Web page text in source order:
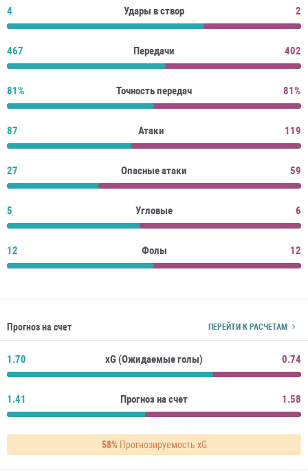
4 Удары в створ 2
467 Передачи 402
81% Точность передач 81%
87 Атаки 119
27 Опасные атаки 59
5 Угловые 6
12 Фолы 12
Прогноз на счет ПЕРЕЙТИ К РАСЧЕТАМ
1.70 xG (Ожидаемые голы) 0.74
1.41 Прогноз на счет 1.58
58%Прогнозируемость xG